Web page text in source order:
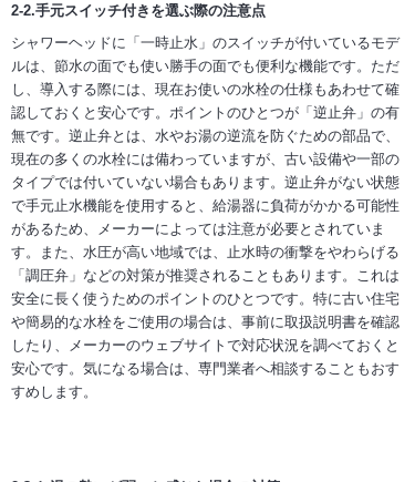
2-2.手元スイッチ付きを選ぶ際の注意点
シャワーヘッドに「一時止水」のスイッチが付いているモデ
ルは、節水の面でも使い勝手の面でも便利な機能です。ただ
し、導入する際には、現在お使いの水栓の仕様もあわせて確
認しておくと安心です。ポイントのひとつが「逆止弁」の有
無です。逆止弁とは、水やお湯の逆流を防ぐための部品で、
現在の多くの水栓には備わっていますが、古い設備や一部の
タイプでは付いていない場合もあります。逆止弁がない状態
で手元止水機能を使用すると、給湯器に負荷がかかる可能性
があるため、メーカーによっては注意が必要とされていま
す。また、水圧が高い地域では、止水時の衝撃をやわらげる
「調圧弁」などの対策が推奨されることもあります。これは
安全に長く使うためのポイントのひとつです。特に古い住宅
や簡易的な水栓をご使用の場合は、事前に取扱説明書を確認
したり、メーカーのウェブサイトで対応状況を調べておくと
安心です。気になる場合は、専門業者へ相談することもおす
すめします。